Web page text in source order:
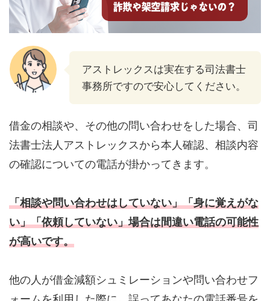
アストレックスは実在する司法書士
事務所ですので安心してください。
借金の相談や、その他の問い合わせをした場合、司
法書士法人アストレックスから本人確認、相談内容
の確認についての電話が掛かってきます。
「相談や問い合わせはしていない」「身に覚えがな
い」「依頼していない」場合は間違い電話の可能性
が高いです。
他の人が借金減額シュミレーションや問い合わせフ